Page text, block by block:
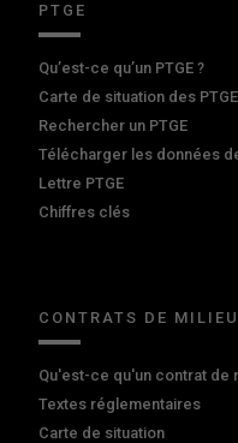
PTGE
Qu’est-ce qu’un PTGE ?
Carte de situation des PTGE
Rechercher un PTGE
Télécharger les données
Lettre PTGE
Chiffres clés
CONTRATS DE MILIEU
Qu'est-ce qu'un contrat de
Textes réglementaires
Carte de situation